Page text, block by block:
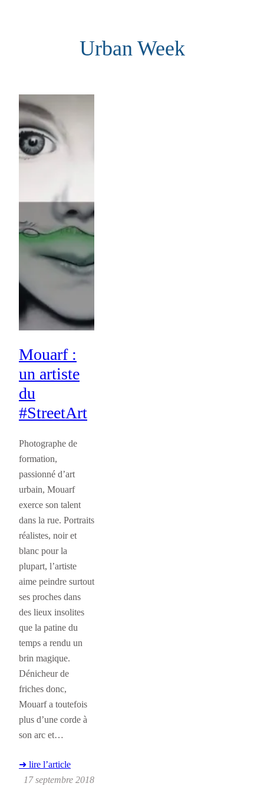
Urban Week
Mouarf :
un artiste
du
#StreetArt
Photographe de
formation,
passionné d’art
urbain, Mouarf
exerce son talent
dans la rue. Portraits
réalistes, noir et
blanc pour la
plupart, l’artiste
aime peindre surtout
ses proches dans
des lieux insolites
que la patine du
temps a rendu un
brin magique.
Dénicheur de
friches donc,
Mouarf a toutefois
plus d’une corde à
son arc et…
➜ lire l’article
17 septembre 2018